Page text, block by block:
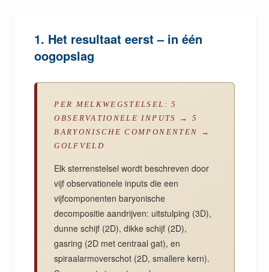
1. Het resultaat eerst – in één
oogopslag
PER MELKWEGSTELSEL: 5
OBSERVATIONELE INPUTS → 5
BARYONISCHE COMPONENTEN →
GOLFVELD
Elk sterrenstelsel wordt beschreven door
vijf observationele inputs die een
vijfcomponenten baryonische
decompositie aandrijven: uitstulping (3D),
dunne schijf (2D), dikke schijf (2D),
gasring (2D met centraal gat), en
spiraalarmoverschot (2D, smallere kern).